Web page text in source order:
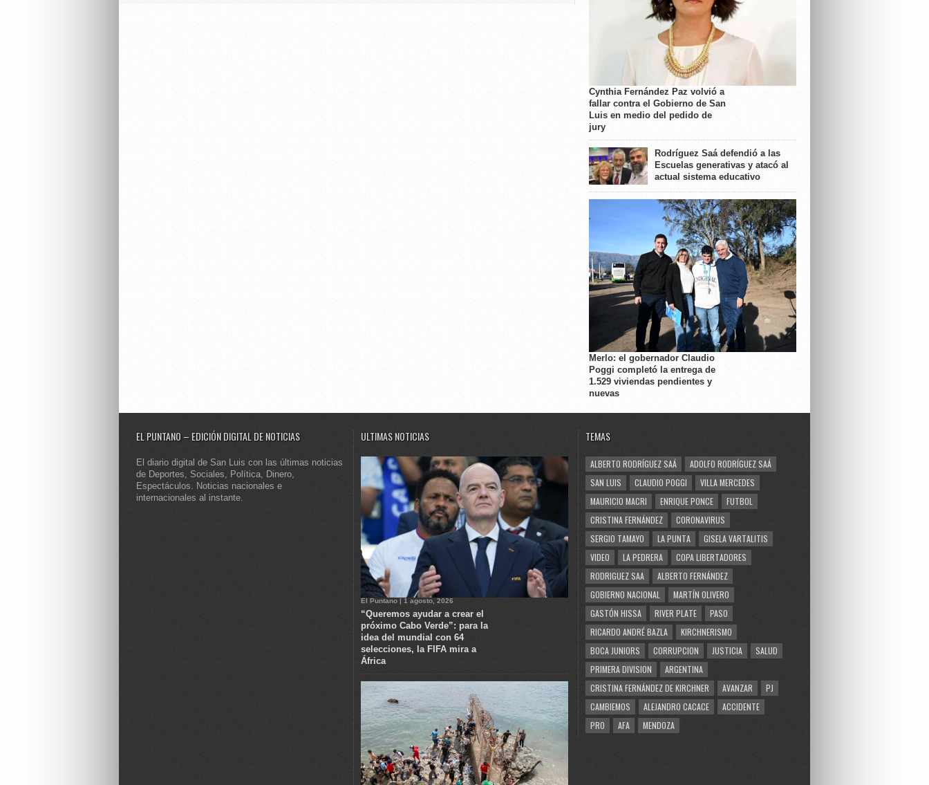
Cynthia Fernández Paz volvió a
fallar contra el Gobierno de San
Luis en medio del pedido de
jury
Rodríguez Saá defendió a las
Escuelas generativas y atacó al
actual sistema educativo
Merlo: el gobernador Claudio
Poggi completó la entrega de
1.529 viviendas pendientes y
nuevas
EL PUNTANO – EDICIÓN DIGITAL DE NOTICIAS
El diario digital de San Luis con las últimas noticias
de Deportes, Sociales, Política, Dinero,
Espectáculos. Noticias nacionales e
internacionales al instante.
ULTIMAS NOTICIAS
El Puntano | 1 agosto, 2026
“Queremos ayudar a crear el
próximo Cabo Verde”: para la
idea del mundial con 64
selecciones, la FIFA mira a
África
TEMAS
ALBERTO RODRÍGUEZ SAÁ
ADOLFO RODRÍGUEZ SAÁ
SAN LUIS
CLAUDIO POGGI
VILLA MERCEDES
MAURICIO MACRI
ENRIQUE PONCE
FUTBOL
CRISTINA FERNÁNDEZ
CORONAVIRUS
SERGIO TAMAYO
LA PUNTA
GISELA VARTALITIS
VIDEO
LA PEDRERA
COPA LIBERTADORES
RODRIGUEZ SAA
ALBERTO FERNÁNDEZ
GOBIERNO NACIONAL
MARTÍN OLIVERO
GASTÓN HISSA
RIVER PLATE
PASO
RICARDO ANDRÉ BAZLA
KIRCHNERISMO
BOCA JUNIORS
CORRUPCION JUSTICIA
SALUD
PRIMERA DIVISION
ARGENTINA
CRISTINA FERNÁNDEZ DE KIRCHNER
AVANZAR
PJ
CAMBIEMOS
ALEJANDRO CACACE
ACCIDENTE
PRO
AFA MENDOZA